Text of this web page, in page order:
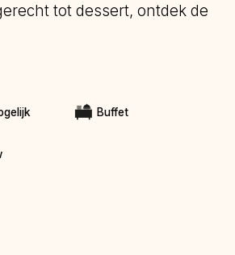
tot dessert, ontdek de
Buffet